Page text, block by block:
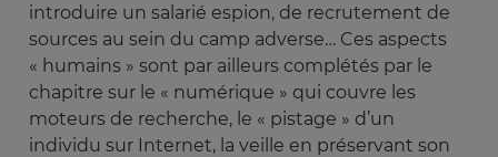
introduire un salarié espion, de recrutement de
sources au sein du camp adverse… Ces aspects
« humains » sont par ailleurs complétés par le
chapitre sur le « numérique » qui couvre les
moteurs de recherche, le « pistage » d’un
individu sur Internet, la veille en préservant son